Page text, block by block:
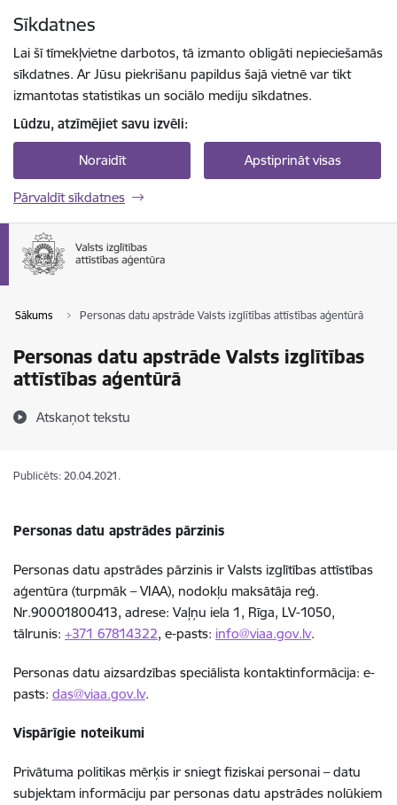
Sīkdatnes
Lai šī tīmekļvietne darbotos, tā izmanto obligāti nepieciešamās
sīkdatnes. Ar Jūsu piekrišanu papildus šajā vietnē var tikt
izmantotas statistikas un sociālo mediju sīkdatnes.
Lūdzu, atzīmējiet savu izvēli:
Noraidīt Apstiprināt visas
Pārvaldīt sīkdatnes
Sākums Personas datu apstrāde Valsts izglītības attīstības aģentūrā
Personas datu apstrāde Valsts izglītības
attīstības aģentūrā
Atskaņot tekstu
Publicēts: 20.04.2021.
Personas datu apstrādes pārzinis
Personas datu apstrādes pārzinis ir Valsts izglītības attīstības
aģentūra (turpmāk – VIAA), nodokļu maksātāja reģ.
Nr.90001800413, adrese: Vaļņu iela 1, Rīga, LV-1050,
tālrunis: +371 67814322, e-pasts: info@viaa.gov.lv.
Personas datu aizsardzības speciālista kontaktinformācija: e-
pasts: das@viaa.gov.lv.
Vispārīgie noteikumi
Privātuma politikas mērķis ir sniegt fiziskai personai – datu
subjektam informāciju par personas datu apstrādes nolūkiem